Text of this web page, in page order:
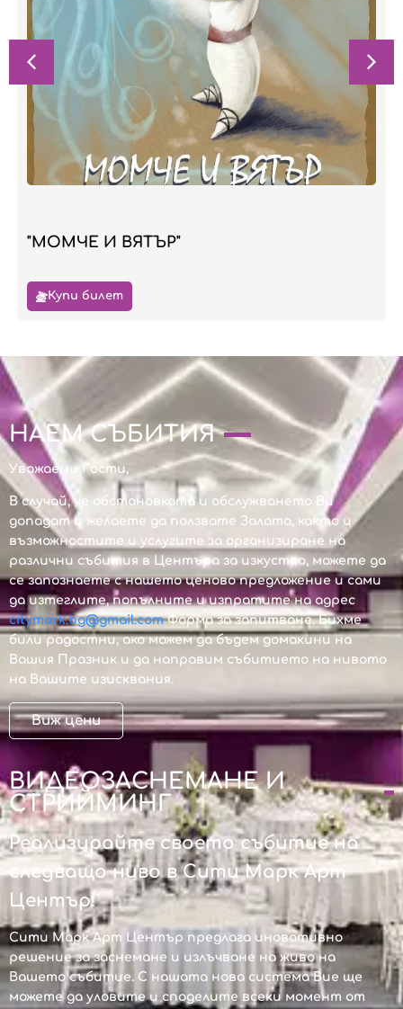
"МОМЧЕ И ВЯТЪР"
Купи билет
НАЕМ СЪБИТИЯ
Уважаеми Гости,
В случай, че обстановката и обслужването Ви
допадат и желаете да ползвате Залата, както и
възможностите и услугите за организиране на
различни събития в Центъра за изкуство, можете да
се запознаете с нашето ценово предложение и сами
да изтеглите, попълните и изпратите на адрес
citymark.bg@gmail.comФорма за запитване. Бихме
били радостни, ако можем да бъдем домакини на
Вашия Празник и да направим събитието на нивото
на Вашите изисквания.
Виж цени
ВИДЕОЗАСНЕМАНЕ И
СТРИЙМИНГ
Реализирайте своето събитие на
следващо ниво в Сити Марк Арт
Център!
Сити Марк Арт Център предлага иновативно
решение за заснемане и излъчване на живо на
Вашето събитие. С нашата нова система Вие ще
можете да уловите и споделите всеки момент от